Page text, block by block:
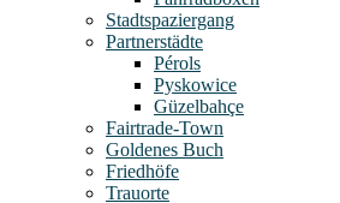
Stadtspaziergang
Partnerstädte
Pérols
Pyskowice
Güzelbahçe
Fairtrade-Town
Goldenes Buch
Friedhöfe
Trauorte